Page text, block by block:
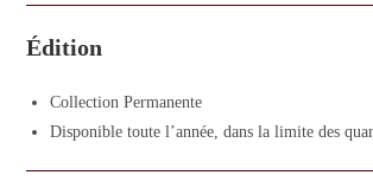
Édition
Collection Permanente
Disponible toute l’année, dans la limite des